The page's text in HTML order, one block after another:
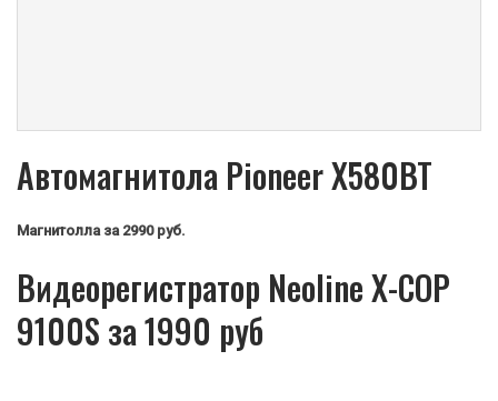
Автомагнитола Pioneer X580BT
Магнитолла за 2990 руб.
Видеорегистратор Neoline X-COP
9100S за 1990 руб